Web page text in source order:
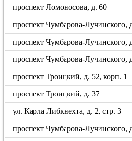
проспект Ломоносова, д. 60
проспект Чумбарова-Лучинского,
проспект Чумбарова-Лучинского,
проспект Чумбарова-Лучинского,
проспект Троицкий, д. 52, корп. 1
проспект Троицкий, д. 37
ул. Карла Либкнехта, д. 2, стр. 3
проспект Чумбарова-Лучинского,